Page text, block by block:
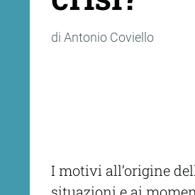
di Antonio Coviello
I motivi all’origine
situazioni e ai